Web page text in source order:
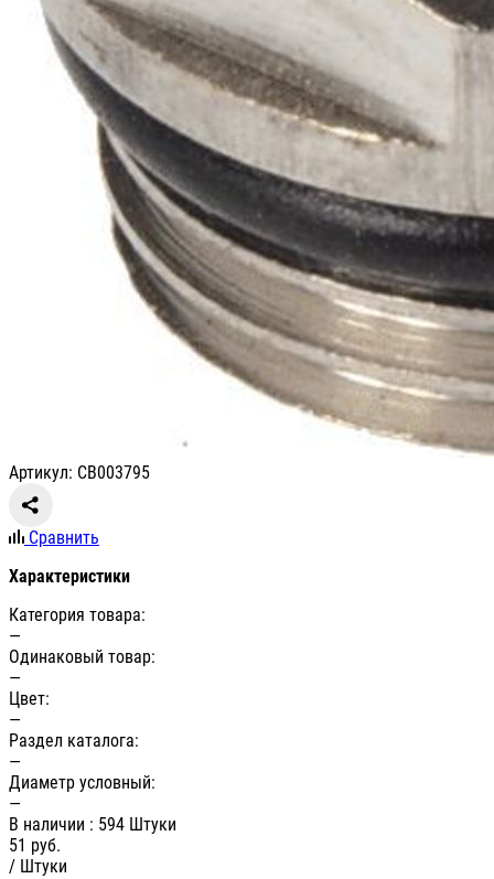
Артикул: СВ003795
Сравнить
Характеристики
Категория товара:
—
Одинаковый товар:
—
Цвет:
—
Раздел каталога:
—
Диаметр условный:
—
В наличии : 594 Штуки
51 руб.
/ Штуки